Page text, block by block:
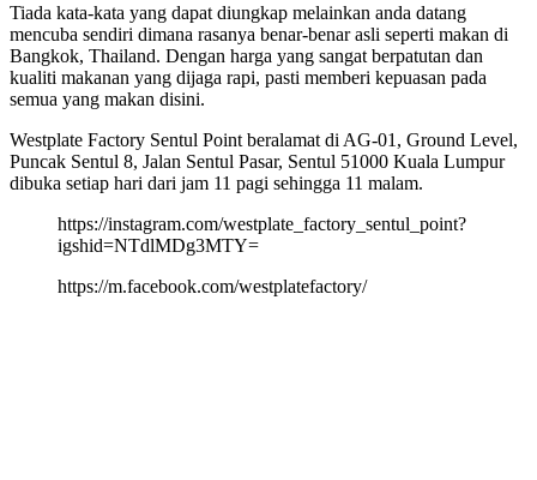
Tiada kata-kata yang dapat diungkap melainkan anda datang
mencuba sendiri dimana rasanya benar-benar asli seperti makan di
Bangkok, Thailand. Dengan harga yang sangat berpatutan dan
kualiti makanan yang dijaga rapi, pasti memberi kepuasan pada
semua yang makan disini.
Westplate Factory Sentul Point beralamat di AG-01, Ground Level,
Puncak Sentul 8, Jalan Sentul Pasar, Sentul 51000 Kuala Lumpur
dibuka setiap hari dari jam 11 pagi sehingga 11 malam.
https://instagram.com/westplate_factory_sentul_point?
igshid=NTdlMDg3MTY=
https://m.facebook.com/westplatefactory/